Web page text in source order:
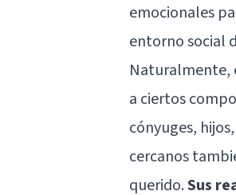
emocionales
entorno social
Naturalmente,
a ciertos
cónyuges,
cercanos
querido.Sus